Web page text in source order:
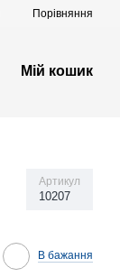
Порівняння
Мій кошик
Артикул
10207
В бажання